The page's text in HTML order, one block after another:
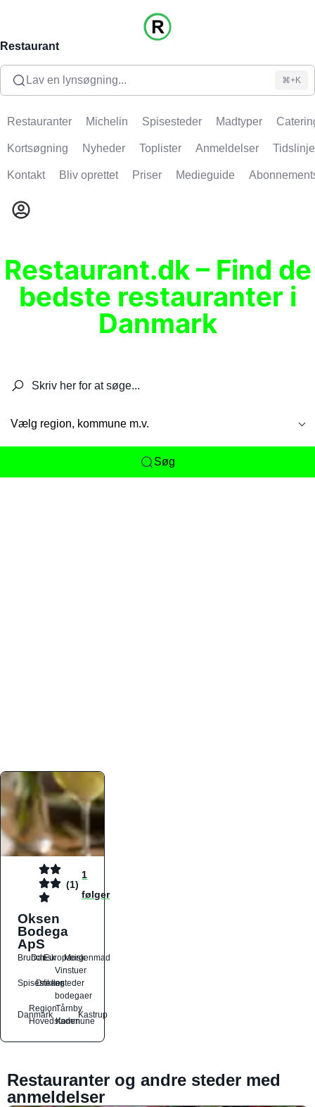
Restaurant
Lav en lynsøgning... ⌘+K
Restauranter Michelin Spisesteder Madtyper
Kortsøgning Nyheder Toplister Anmeldelser Tidslinje
Kontakt Bliv oprettet Priser Medieguide
Restaurant.dk – Find de
bedste restauranter i
Danmark
Vælg region, kommune m.v.
Søg
(1)
1
følger
Oksen
Bodega
ApS
Brunch
DanskEuropæiskMorgenmad
Spisesteder
Drikkesteder
Vinstuer
og
bodegaer
Danmark
Region
Hovedstaden
Tårnby
Kommune
Kastrup
Restauranter og andre steder med
anmeldelser